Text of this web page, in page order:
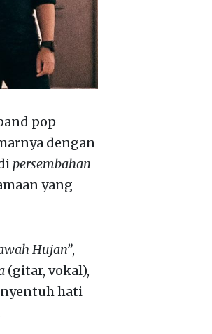
pop
dengan
persembahan
yang
Hujan”,
(gitar, vokal),
hati